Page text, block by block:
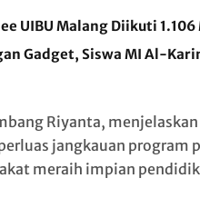
UIBU Malang Diikuti 1.106
Gadget, Siswa MI Al-
Riyanta,
jangkauan program
meraih impian